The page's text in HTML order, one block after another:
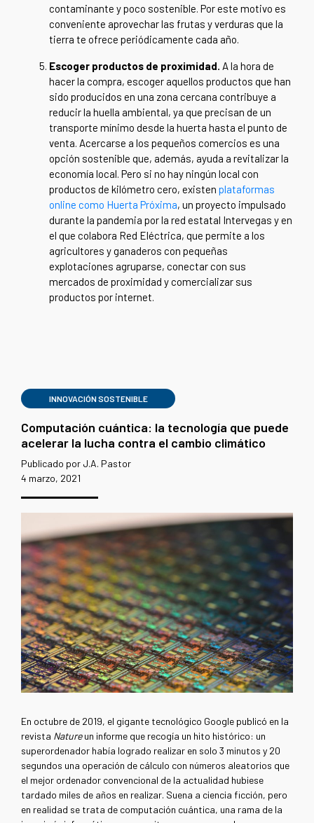
contaminante y poco sostenible. Por este motivo es
conveniente aprovechar las frutas y verduras que la
tierra te ofrece periódicamente cada año.
Escoger productos de proximidad. A la hora de
hacer la compra, escoger aquellos productos que han
sido producidos en una zona cercana contribuye a
reducir la huella ambiental, ya que precisan de un
transporte mínimo desde la huerta hasta el punto de
venta. Acercarse a los pequeños comercios es una
opción sostenible que, además, ayuda a revitalizar la
economía local. Pero si no hay ningún local con
productos de kilómetro cero, existen plataformas
online como Huerta Próxima, un proyecto impulsado
durante la pandemia por la red estatal Intervegas y en
el que colabora Red Eléctrica, que permite a los
agricultores y ganaderos con pequeñas
explotaciones agruparse, conectar con sus
mercados de proximidad y comercializar sus
productos por internet.
INNOVACIÓN SOSTENIBLE
Computación cuántica: la tecnología que puede
acelerar la lucha contra el cambio climático
Publicado por J.A. Pastor
4 marzo, 2021
En octubre de 2019, el gigante tecnológico Google publicó en la
revista Natureun informe que recogía un hito histórico: un
superordenador había logrado realizar en solo 3 minutos y 20
segundos una operación de cálculo con números aleatorios que
el mejor ordenador convencional de la actualidad hubiese
tardado miles de años en realizar. Suena a ciencia ficción, pero
en realidad se trata de computación cuántica, una rama de la